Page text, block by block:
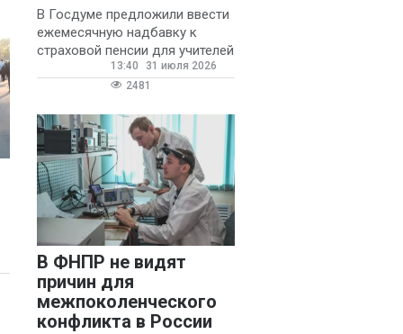
В Госдуме предложили ввести
ежемесячную надбавку к
страховой пенсии для учителей
государственных и
муниципальных школ со
13:40
31 июля 2026
2481
В ФНПР не видят
причин для
межпоколенческого
конфликта в России